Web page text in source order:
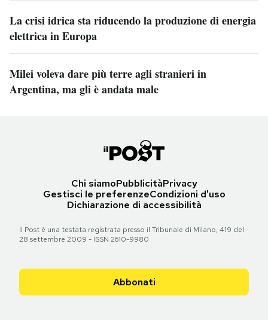
La crisi idrica sta riducendo la produzione di energia
elettrica in Europa
Milei voleva dare più terre agli stranieri in
Argentina, ma gli è andata male
Chi siamoPubblicitàPrivacy
Gestisci le preferenzeCondizioni d'uso
Dichiarazione di accessibilità
Il Post è una testata registrata presso il Tribunale di Milano, 419 del
28 settembre 2009 - ISSN 2610-9980
Abbonati